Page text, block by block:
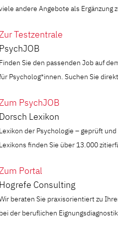
andere Angebote als Ergänzung
Testzentrale
Sie den passenden Job auf
Psycholog*innen. Suchen Sie
PsychJOB
Lexikon
der Psychologie – geprüft
finden Sie über 13.000
Portal
Consulting
beraten Sie praxisorientiert zu
der beruflichen